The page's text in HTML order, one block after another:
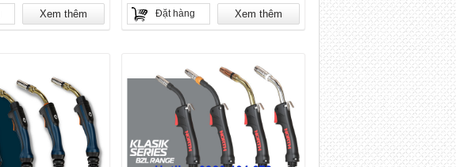
Xem thêm Đặt hàng Xem thêm